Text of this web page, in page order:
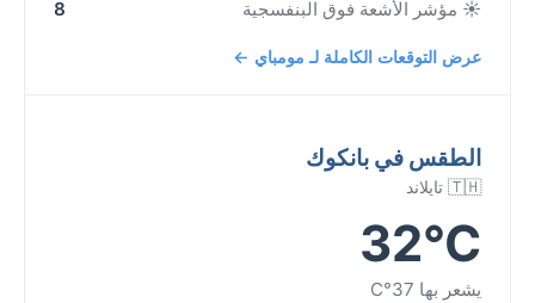
☀️ مؤشر الأشعة فوق البنفسجية 8
عرض التوقعات الكاملة لـ مومباي ←
الطقس في بانكوك
🇹🇭 تايلاند
32°C
يشعر بها 37°C